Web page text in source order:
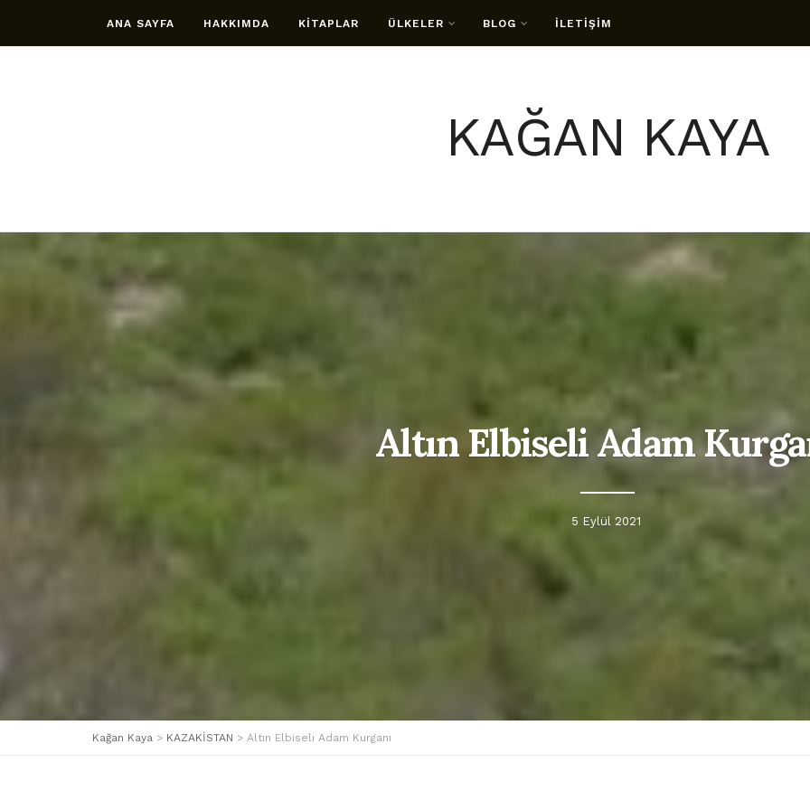
ANA SAYFA HAKKIMDA KİTAPLAR ÜLKELER BLOG İLETİŞİM
KAĞAN KAYA
Altın Elbiseli Adam
5 Eylül 2021
Kağan Kaya > KAZAKİSTAN > Altın Elbiseli Adam Kurganı